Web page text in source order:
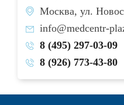
Москва, ул.
info@medcentr-
8 (495) 297-03-09
8 (926) 773-43-80